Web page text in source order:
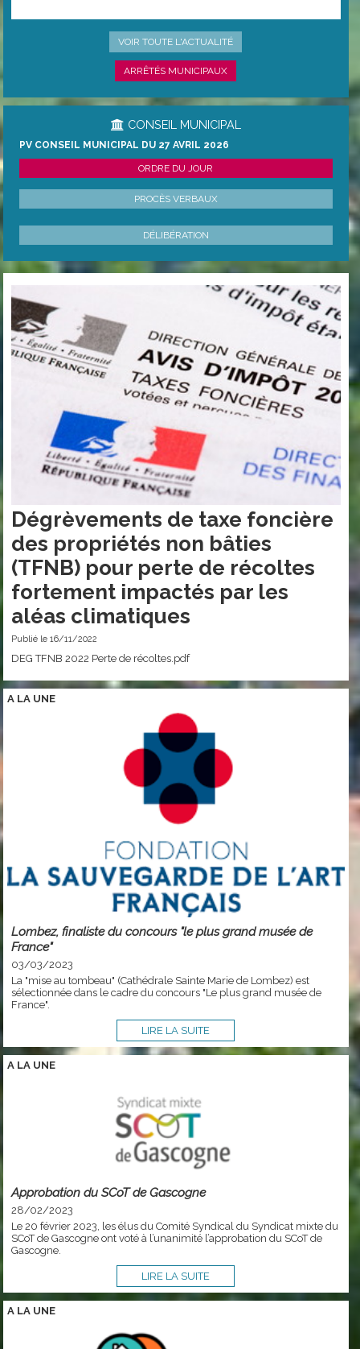
ARRÊTÉ PRÉFECTORAL DU 21/06/2026 TEMPO ...
VOIR TOUTE L'ACTUALITÉ
ARRÊTÉS MUNICIPAUX
CONSEIL MUNICIPAL
PV CONSEIL MUNICIPAL DU 27 AVRIL 2026
ORDRE DU JOUR
PROCÈS VERBAUX
DÉLIBÉRATION
Dégrèvements de taxe foncière
des propriétés non bâties
(TFNB) pour perte de récoltes
fortement impactés par les
aléas climatiques
Publié le 16/11/2022
DEG TFNB 2022 Perte de récoltes.pdf
A LA UNE
Lombez, finaliste du concours "le plus grand musée de
France"
03/03/2023
La "mise au tombeau" (Cathédrale Sainte Marie de Lombez) est
sélectionnée dans le cadre du concours "Le plus grand musée de
France".
LIRE LA SUITE
A LA UNE
Approbation du SCoT de Gascogne
28/02/2023
Le 20 février 2023, les élus du Comité Syndical du Syndicat mixte du
SCoT de Gascogne ont voté à l’unanimité l’approbation du SCoT de
Gascogne.
LIRE LA SUITE
A LA UNE